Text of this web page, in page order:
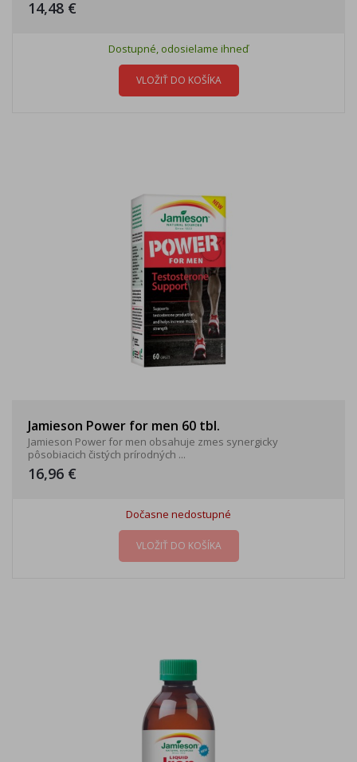
14,48 €
Dostupné, odosielame ihneď
VLOŽIŤ DO KOŠÍKA
Jamieson Power for men 60 tbl.
Jamieson Power for men obsahuje zmes synergicky
pôsobiacich čistých prírodných ...
16,96 €
Dočasne nedostupné
VLOŽIŤ DO KOŠÍKA